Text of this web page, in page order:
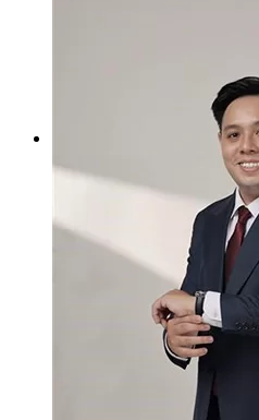
Học K-POP Dance
Học Nhảy Hiện Đại
Chuyên Đề Tiktok
Kỹ Thuật – Công Nghệ
Kỹ Thuật Viên Điện
Kỹ Thuật Viên Điện
Kỹ Thuật Viên Điện –
Kỹ Thuật Viên Điện
Kỹ Thuật Viên Điện
Kỹ Thuật Viên Điện
Nghiệp Vụ Tư Vấn &
Sửa Chữa Điện Lạnh
Chuyên Viên Chẩn
Kỹ Thuật Viên Đại
Kỹ Thuật Quấn Dây
Thiết Kế Lắp Đặt
Kỹ Thuật Viên Điện